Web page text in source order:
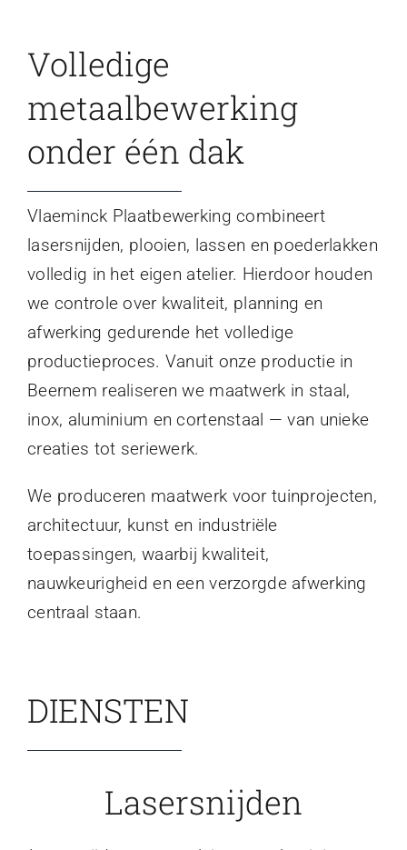
Volledige
metaalbewerking
onder één dak
Vlaeminck Plaatbewerking combineert
lasersnijden, plooien, lassen en poederlakken
volledig in het eigen atelier. Hierdoor houden
we controle over kwaliteit, planning en
afwerking gedurende het volledige
productieproces. Vanuit onze productie in
Beernem realiseren we maatwerk in staal,
inox, aluminium en cortenstaal — van unieke
creaties tot seriewerk.
We produceren maatwerk voor tuinprojecten,
architectuur, kunst en industriële
toepassingen, waarbij kwaliteit,
nauwkeurigheid en een verzorgde afwerking
centraal staan.
DIENSTEN
Lasersnijden